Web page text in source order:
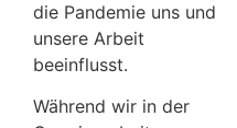
die Pandemie uns und
unsere Arbeit
beeinflusst.
Während wir in der